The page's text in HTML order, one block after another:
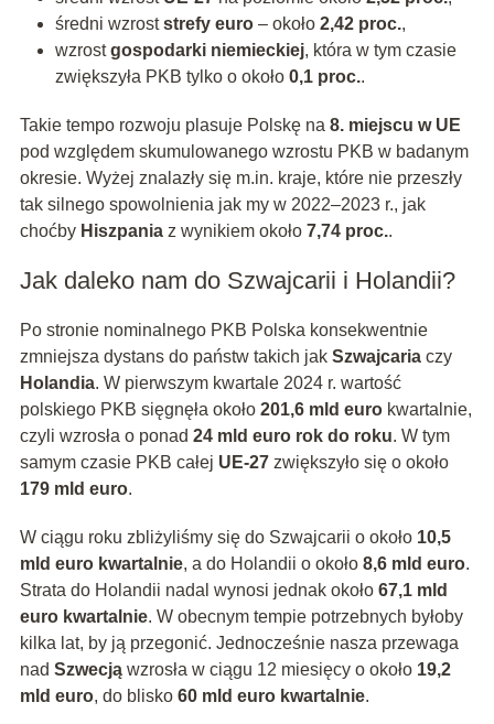
średni wzroststrefy euro– około 2,42 proc.,
wzrostgospodarki niemieckiej, która w tym czasie
zwiększyła PKB tylko o około 0,1 proc..
Takie tempo rozwoju plasuje Polskę na 8. miejscu w UE
pod względem skumulowanego wzrostu PKB w badanym
okresie. Wyżej znalazły się m.in. kraje, które nie przeszły
tak silnego spowolnienia jak my w 2022–2023 r., jak
choćby Hiszpaniaz wynikiem około 7,74 proc..
Jak daleko nam do Szwajcarii i Holandii?
Po stronie nominalnego PKB Polska konsekwentnie
zmniejsza dystans do państw takich jak Szwajcariaczy
Holandia. W pierwszym kwartale 2024 r. wartość
polskiego PKB sięgnęła około 201,6 mld eurokwartalnie,
czyli wzrosła o ponad 24 mld euro rok do roku. W tym
samym czasie PKB całej UE-27zwiększyło się o około
179 mld euro.
W ciągu roku zbliżyliśmy się do Szwajcarii o około 10,5
mld euro kwartalnie, a do Holandii o około 8,6 mld euro.
Strata do Holandii nadal wynosi jednak około 67,1 mld
euro kwartalnie. W obecnym tempie potrzebnych byłoby
kilka lat, by ją przegonić. Jednocześnie nasza przewaga
nad Szwecjąwzrosła w ciągu 12 miesięcy o około 19,2
mld euro, do blisko 60 mld euro kwartalnie.